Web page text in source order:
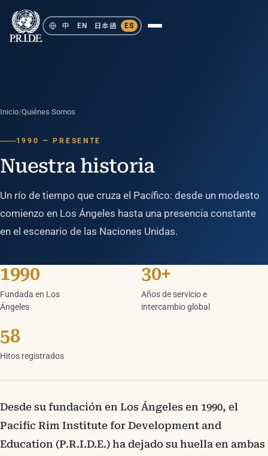
中 EN 日本語 ES
Inicio/Quiénes Somos
1990 — PRESENTE
Nuestra historia
Un río de tiempo que cruza el Pacífico: desde un modesto
comienzo en Los Ángeles hasta una presencia constante
en el escenario de las Naciones Unidas.
1990
Fundada en Los
Ángeles
30+
Años de servicio e
intercambio global
58
Hitos registrados
Desde su fundación en Los Ángeles en 1990, el
Pacific Rim Institute for Development and
Education (P.R.I.D.E.) ha dejado su huella en ambas